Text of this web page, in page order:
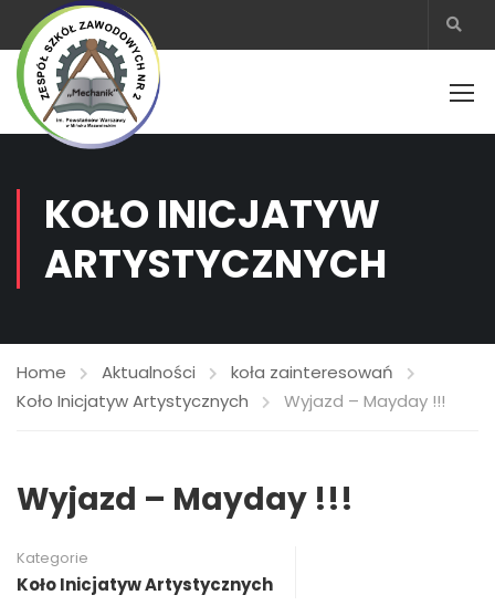
KOŁO INICJATYW
ARTYSTYCZNYCH
Home Aktualności
koła zainteresowań
Koło Inicjatyw Artystycznych
Wyjazd – Mayday !!!
Wyjazd – Mayday !!!
Kategorie
Koło Inicjatyw Artystycznych